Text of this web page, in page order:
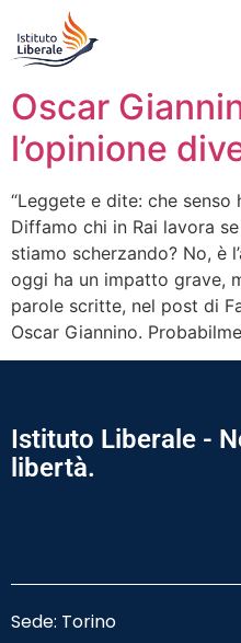
Oscar
l’opinione
“Leggete e dite: che senso
Diffamo chi in Rai lavora
stiamo scherzando? No, è
oggi ha un impatto grave,
parole scritte, nel post di
Oscar Giannino.
Istituto Liberale -
libertà.
Sede: Torino